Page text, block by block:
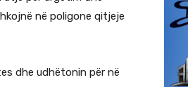
në poligone qitjeje
dhe udhëtonin për në